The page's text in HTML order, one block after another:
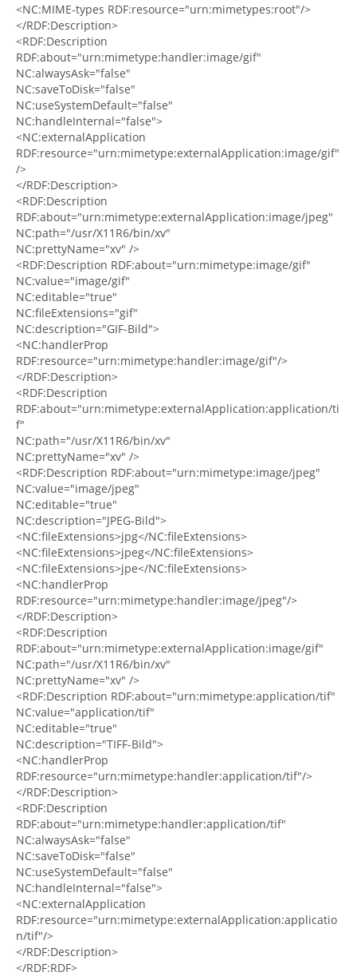
<NC:MIME-types RDF:resource="urn:mimetypes:root"/>
</RDF:Description>
<RDF:Description
RDF:about="urn:mimetype:handler:image/gif"
NC:alwaysAsk="false"
NC:saveToDisk="false"
NC:useSystemDefault="false"
NC:handleInternal="false">
<NC:externalApplication
RDF:resource="urn:mimetype:externalApplication:image/gif"
/>
</RDF:Description>
<RDF:Description
RDF:about="urn:mimetype:externalApplication:image/jpeg"
NC:path="/usr/X11R6/bin/xv"
NC:prettyName="xv" />
<RDF:Description RDF:about="urn:mimetype:image/gif"
NC:value="image/gif"
NC:editable="true"
NC:fileExtensions="gif"
NC:description="GIF-Bild">
<NC:handlerProp
RDF:resource="urn:mimetype:handler:image/gif"/>
</RDF:Description>
<RDF:Description
RDF:about="urn:mimetype:externalApplication:application/ti
f"
NC:path="/usr/X11R6/bin/xv"
NC:prettyName="xv" />
<RDF:Description RDF:about="urn:mimetype:image/jpeg"
NC:value="image/jpeg"
NC:editable="true"
NC:description="JPEG-Bild">
<NC:fileExtensions>jpg</NC:fileExtensions>
<NC:fileExtensions>jpeg</NC:fileExtensions>
<NC:fileExtensions>jpe</NC:fileExtensions>
<NC:handlerProp
RDF:resource="urn:mimetype:handler:image/jpeg"/>
</RDF:Description>
<RDF:Description
RDF:about="urn:mimetype:externalApplication:image/gif"
NC:path="/usr/X11R6/bin/xv"
NC:prettyName="xv" />
<RDF:Description RDF:about="urn:mimetype:application/tif"
NC:value="application/tif"
NC:editable="true"
NC:description="TIFF-Bild">
<NC:handlerProp
RDF:resource="urn:mimetype:handler:application/tif"/>
</RDF:Description>
<RDF:Description
RDF:about="urn:mimetype:handler:application/tif"
NC:alwaysAsk="false"
NC:saveToDisk="false"
NC:useSystemDefault="false"
NC:handleInternal="false">
<NC:externalApplication
RDF:resource="urn:mimetype:externalApplication:applicatio
n/tif"/>
</RDF:Description>
</RDF:RDF>